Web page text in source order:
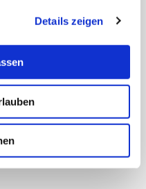
Details zeigen